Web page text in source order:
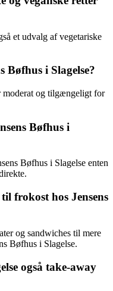
et udvalg af vegetariske
Bøfhus i Slagelse?
moderat og tilgængeligt for
Bøfhus i
Bøfhus i Slagelse enten
frokost hos Jensens
og sandwiches til mere
Bøfhus i Slagelse.
også take-away